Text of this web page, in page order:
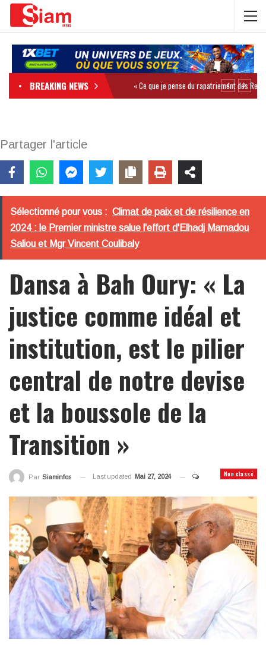
BREAKING NEWS
Partager l'article
Sélectionné pour vous : Climat de paix et de résilience en
2024 : le Premier ministre salue l'effort d'Elhadj Mamadou
Saliou et Mgr Vincent Coulibaly
Dansa à Bah Oury: « La
justice comme idéal et
institution, est le pilier
central de notre devise
et la boussole de la
Transition »
Non classé
Par Siaminfos Last updated Mai 27, 2024